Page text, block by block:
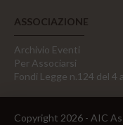
ASSOCIAZIONE
Archivio Eventi
Per Associarsi
Fondi Legge n.124 del 4
Copyright 2026 - AIC